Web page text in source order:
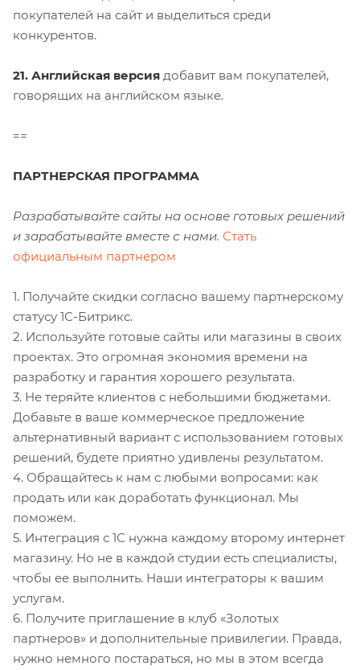
покупателей на сайт и выделиться среди
конкурентов.
21. Английская версия добавит вам покупателей,
говорящих на английском языке.
==
ПАРТНЕРСКАЯ ПРОГРАММА
Разрабатывайте сайты на основе готовых решений
и зарабатывайте вместе с нами. Стать
официальным партнером
1. Получайте скидки согласно вашему партнерскому
статусу 1С-Битрикс.
2. Используйте готовые сайты или магазины в своих
проектах. Это огромная экономия времени на
разработку и гарантия хорошего результата.
3. Не теряйте клиентов с небольшими бюджетами.
Добавьте в ваше коммерческое предложение
альтернативный вариант с использованием готовых
решений, будете приятно удивлены результатом.
4. Обращайтесь к нам с любыми вопросами: как
продать или как доработать функционал. Мы
поможем.
5. Интеграция с 1С нужна каждому второму интернет
магазину. Но не в каждой студии есть специалисты,
чтобы ее выполнить. Наши интеграторы к вашим
услугам.
6. Получите приглашение в клуб «Золотых
партнеров» и дополнительные привилегии. Правда,
нужно немного постараться, но мы в этом всегда